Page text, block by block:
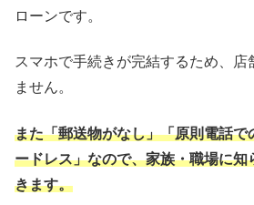
ローンです。
スマホで手続きが完結するため、店
ません。
また「郵送物がなし」「原則電話で
ードレス」なので、家族・職場に知
きます。